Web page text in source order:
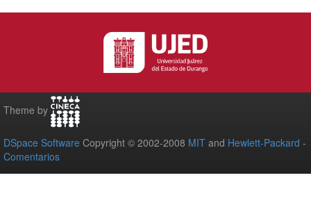
Theme by
DSpace Software Copyright © 2002-2008 MIT and Hewlett-Packard -
Comentarios